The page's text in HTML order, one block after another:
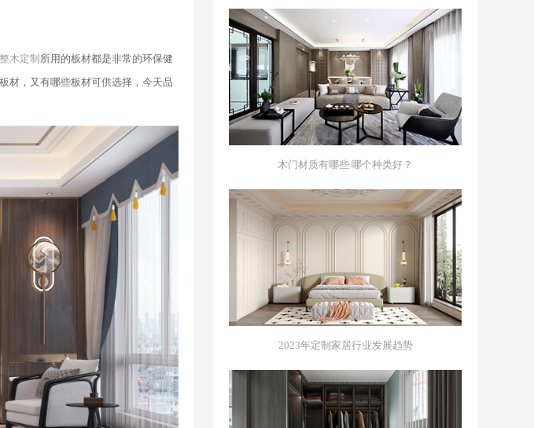
整木定制 所用的板材都是非常的环保健
材，又有哪些板材可供选择，今天品
木门材质有哪些 哪个种类好？
2023年定制家居行业发展趋势